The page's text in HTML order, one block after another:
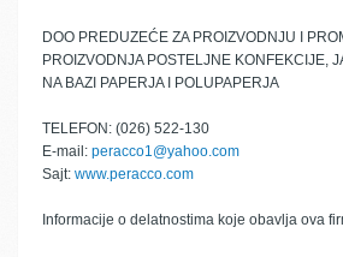
DOO PREDUZEĆE ZA PROIZVODNJU I
PROIZVODNJA POSTELJNE KONFEKCIJE,
NA BAZI PAPERJA I POLUPAPERJA
TELEFON: (026) 522-130
E-mail: peracco1@yahoo.com
Sajt: www.peracco.com
Informacije o delatnostima koje obavlja ova